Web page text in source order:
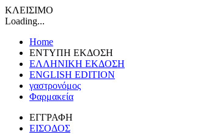
ΚΛΕΙΣΙΜΟ
Loading...
Home
ΕΝΤΥΠΗ ΕΚΔΟΣΗ
ΕΛΛΗΝΙΚΗ ΕΚΔΟΣΗ
ENGLISH EDITION
γαστρονόμος
Φαρμακεία
ΕΓΓΡΑΦΗ
ΕΙΣΟΔΟΣ